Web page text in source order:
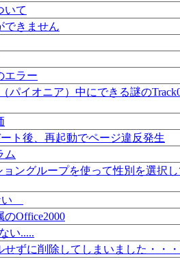
いて
できません
エラー
パイオニア）中にできる謎の
ト後、再起動でページ違反発生
ム
ョングループを使って性別を選択
い
Office2000
い.....
せずに削除してしまいました・・・